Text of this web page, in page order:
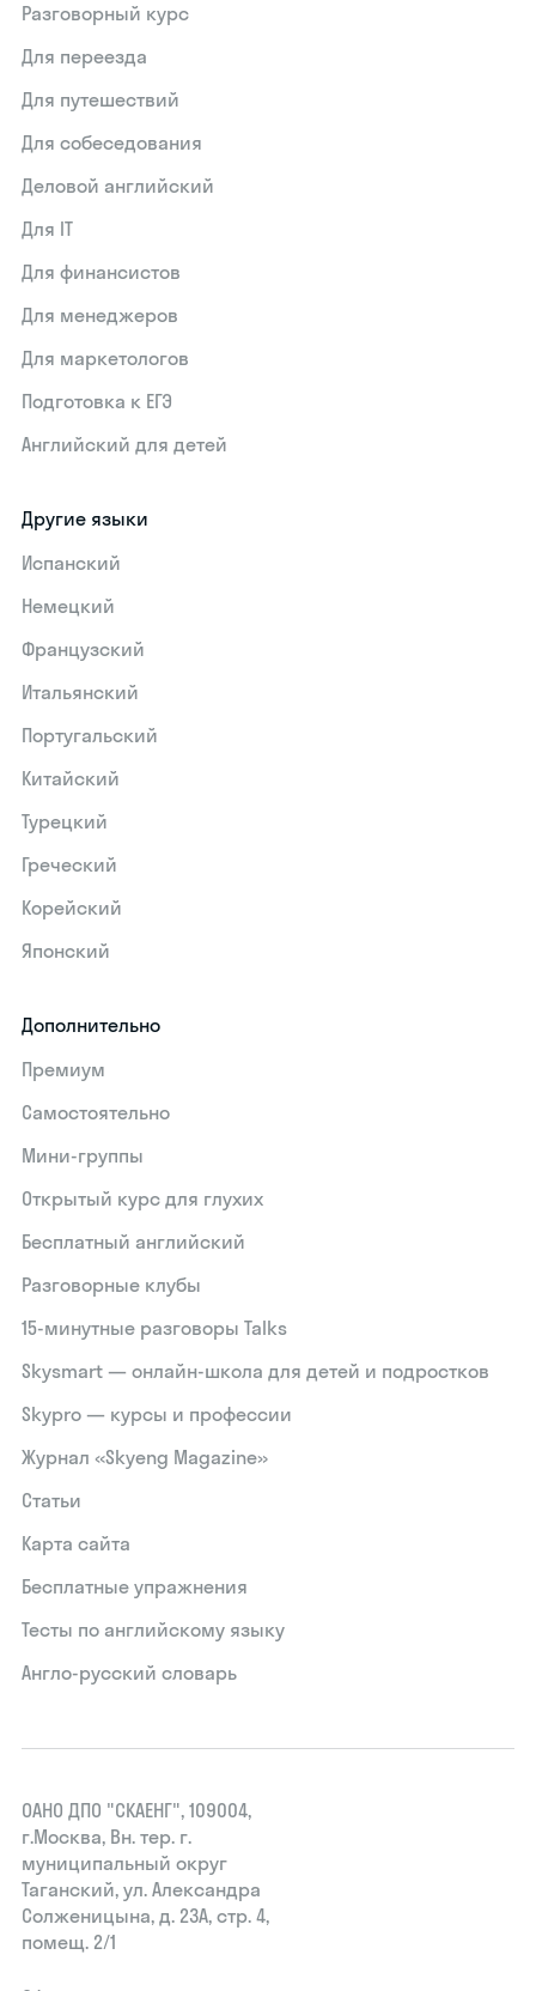
Разговорный курс
Для переезда
Для путешествий
Для собеседования
Деловой английский
Для IT
Для финансистов
Для менеджеров
Для маркетологов
Подготовка к ЕГЭ
Английский для детей
Другие языки
Испанский
Немецкий
Французский
Итальянский
Португальский
Китайский
Турецкий
Греческий
Корейский
Японский
Дополнительно
Премиум
Самостоятельно
Мини-группы
Открытый курс для глухих
Бесплатный английский
Разговорные клубы
15‑минутные разговоры Talks
Skysmart — онлайн-школа для детей и подростков
Skypro — курсы и профессии
Журнал «Skyeng Magazine»
Статьи
Карта сайта
Бесплатные упражнения
Тесты по английскому языку
Англо-русский словарь
ОАНО ДПО "СКАЕНГ", 109004,
г.Москва, Вн. тер. г.
муниципальный округ
Таганский, ул. Александра
Солженицына, д. 23А, стр. 4,
помещ. 2/1